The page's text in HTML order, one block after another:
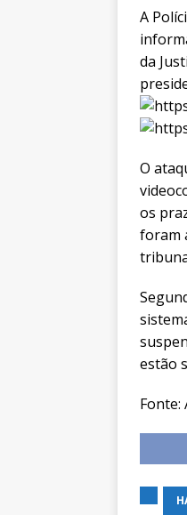
A
da
O
os
foram
estão
Fonte: